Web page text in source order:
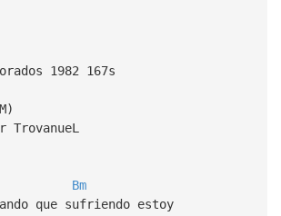
1982 167s
Bm
que sufriendo estoy